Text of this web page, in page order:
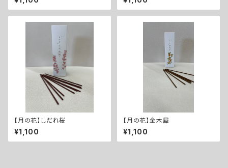
【月の花】しだれ桜
¥1,100
【月の花】金木犀
¥1,100